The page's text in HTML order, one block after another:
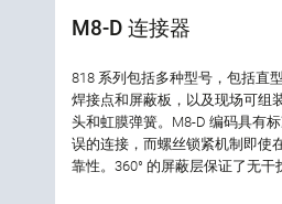
锁紧方式
接线方式
编码
M8-D 连接器
818 系列包括多种型号，包括直
焊接点和屏蔽板，以及现场可组
头和虹膜弹簧。M8-D 编码具有
误的连接，而螺丝锁紧机制即使
靠性。360° 的屏蔽层保证了无干